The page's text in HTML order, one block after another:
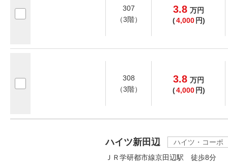
307
（3階）
3.8 万円
(4,000 円)
308
（3階）
3.8 万円
(4,000 円)
ハイツ新田辺
ハイツ・コーポ
ＪＲ学研都市線京田辺駅 徒歩8分